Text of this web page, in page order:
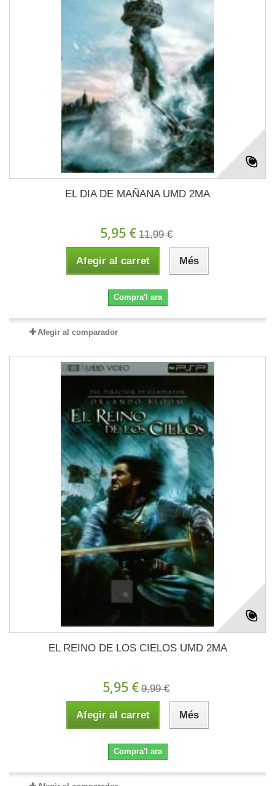
EL DIA DE MAÑANA UMD 2MA
5,95 € 11,99 €
Afegir al carret Més
Compra'l ara
Afegir al comparador
EL REINO DE LOS CIELOS UMD 2MA
5,95 € 9,99 €
Afegir al carret Més
Compra'l ara